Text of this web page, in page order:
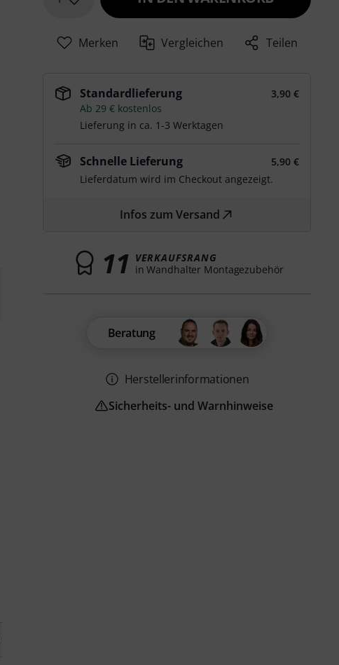
Merken Vergleichen Teilen
Standardlieferung
3,90 €
Ab 29 € kostenlos
Lieferung in ca. 1-3 Werktagen
Schnelle Lieferung
5,90 €
Lieferdatum wird im Checkout angezeigt.
Infos zum Versand
11 VERKAUFSRANG
in Wandhalter Montagezubehör
Beratung
Herstellerinformationen
Sicherheits- und Warnhinweise